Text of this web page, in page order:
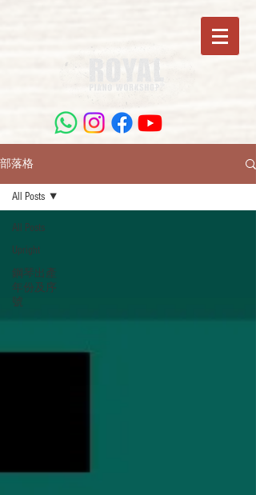
部落格
All Posts
Upright
鋼琴出產
年份及序
號
All Posts